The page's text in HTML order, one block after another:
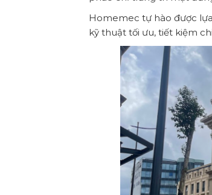
Homemec tự hào được
kỹ thuật tối ưu, tiết kiệm